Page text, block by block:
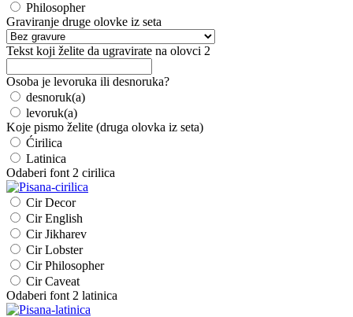
Philosopher
Graviranje druge olovke iz seta
Tekst koji želite da ugravirate na olovci 2
Osoba je levoruka ili desnoruka?
desnoruk(a)
levoruk(a)
Koje pismo želite (druga olovka iz seta)
Ćirilica
Latinica
Odaberi font 2 cirilica
Cir Decor
Cir English
Cir Jikharev
Cir Lobster
Cir Philosopher
Cir Caveat
Odaberi font 2 latinica